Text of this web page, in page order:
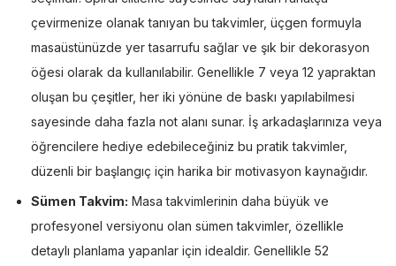
çevirmenize olanak tanıyan bu takvimler, üçgen formuyla
masaüstünüzde yer tasarrufu sağlar ve şık bir dekorasyon
öğesi olarak da kullanılabilir. Genellikle 7 veya 12 yapraktan
oluşan bu çeşitler, her iki yönüne de baskı yapılabilmesi
sayesinde daha fazla not alanı sunar. İş arkadaşlarınıza veya
öğrencilere hediye edebileceğiniz bu pratik takvimler,
düzenli bir başlangıç için harika bir motivasyon kaynağıdır.
Sümen Takvim: Masa takvimlerinin daha büyük ve
profesyonel versiyonu olan sümen takvimler, özellikle
detaylı planlama yapanlar için idealdir. Genellikle 52